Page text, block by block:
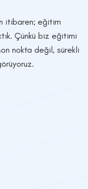
itibaren; eğitim
Çünkü biz eğitimi
nokta değil, sürekli